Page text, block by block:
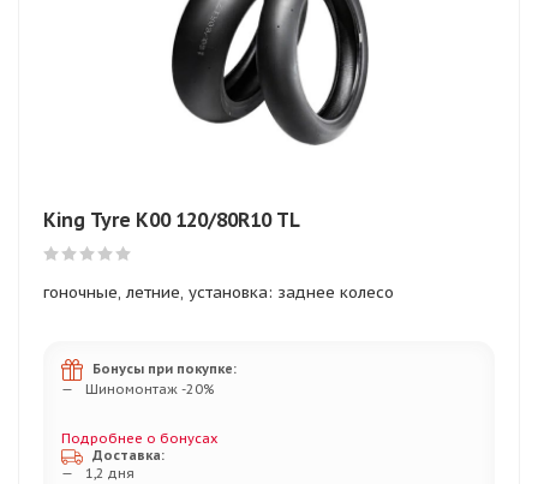
King Tyre K00 120/80R10 TL
гоночные, летние, установка: заднее колесо
Бонусы при покупке:
Шиномонтаж -20%
Подробнее о бонусах
Доставка:
1,2 дня